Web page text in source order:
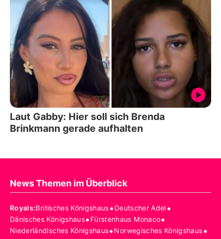
Laut Gabby: Hier soll sich Brenda
Brinkmann gerade aufhalten
News Themen im Überblick
Royals:Britisches Königshaus•Deutscher Adel•
Dänisches Königshaus•Fürstenhaus Monaco•
Niederländisches Königshaus•Norwegisches Königshaus•